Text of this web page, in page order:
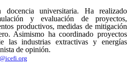
docencia universitaria. Ha realizado
y evaluación de proyectos,
productivos, medidas de mitigación
Asimismo ha coordinado proyectos
las industrias extractivas y energías
de opinión.